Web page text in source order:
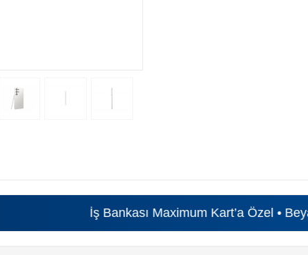
İş Bankası Maximum Kart’a Özel • Beyaz Eşyada6